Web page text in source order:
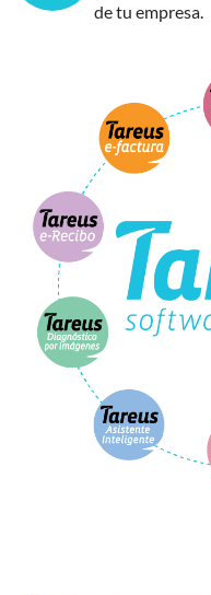
de tu empresa.